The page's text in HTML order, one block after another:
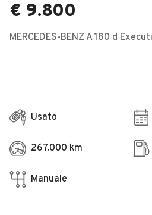
€ 9.800
MERCEDES-BENZ A 180 d
Usato
267.000 km
Manuale